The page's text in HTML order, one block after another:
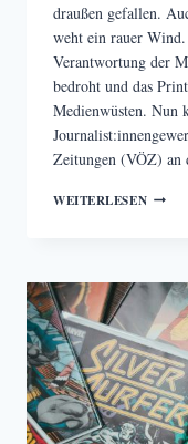
draußen gefallen.
weht ein rauer
Verantwortung der
bedroht und das
Medienwüsten. Nun
Zeitungen (VÖZ)
WEITERLESEN